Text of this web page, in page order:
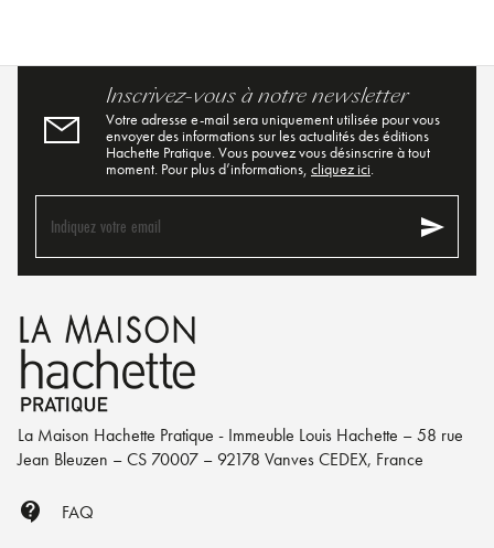
Inscrivez-vous à notre newsletter
Votre adresse e-mail sera uniquement utilisée pour vous
envoyer des informations sur les actualités des éditions
Hachette Pratique. Vous pouvez vous désinscrire à tout
moment. Pour plus d’informations, cliquez ici.
Indiquez votre email send
La Maison Hachette Pratique - Immeuble Louis Hachette – 58 rue
Jean Bleuzen – CS 70007 – 92178 Vanves CEDEX, France
contact_support FAQ